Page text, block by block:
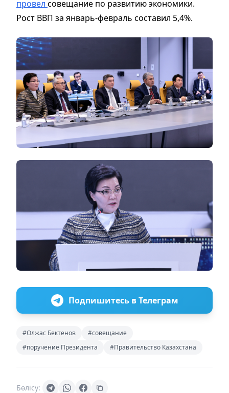
провел совещание по развитию экономики.
Рост ВВП за январь-февраль составил 5,4%.
Подпишитесь в Телеграм
#Олжас Бектенов
#совещание
#поручение Президента
#Правительство Казахстана
Бөлісу: